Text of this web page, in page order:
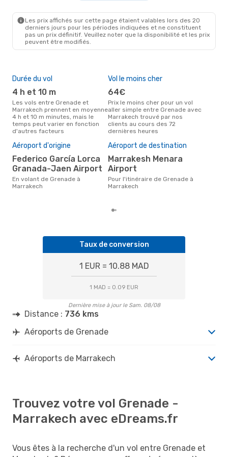
Les prix affichés sur cette page étaient valables lors des 20
derniers jours pour les périodes indiquées et ne constituent
pas un prix définitif. Veuillez noter que la disponibilité et les prix
peuvent être modifiés.
Durée du vol
4 h et 10 m
Les vols entre Grenade et
Marrakech prennent en moyenne
4 h et 10 m minutes, mais le
temps peut varier en fonction
d'autres facteurs
Vol le moins cher
64€
Prix le moins cher pour un vol
aller simple entre Grenade avec
Marrakech trouvé par nos
clients au cours des 72
dernières heures
Aéroport d'origine
Federico García Lorca
Granada-Jaen Airport
En volant de Grenade à
Marrakech
Aéroport de destination
Marrakesh Menara
Airport
Pour l'itinéraire de Grenade à
Marrakech
Taux de conversion
1 EUR = 10.88 MAD
1 MAD = 0.09 EUR
Dernière mise à jour le Sam. 08/08
Distance : 736 kms
Aéroports de Grenade
Aéroports de Marrakech
Trouvez votre vol Grenade -
Marrakech avec eDreams.fr
Vous êtes à la recherche d'un vol entre Grenade et